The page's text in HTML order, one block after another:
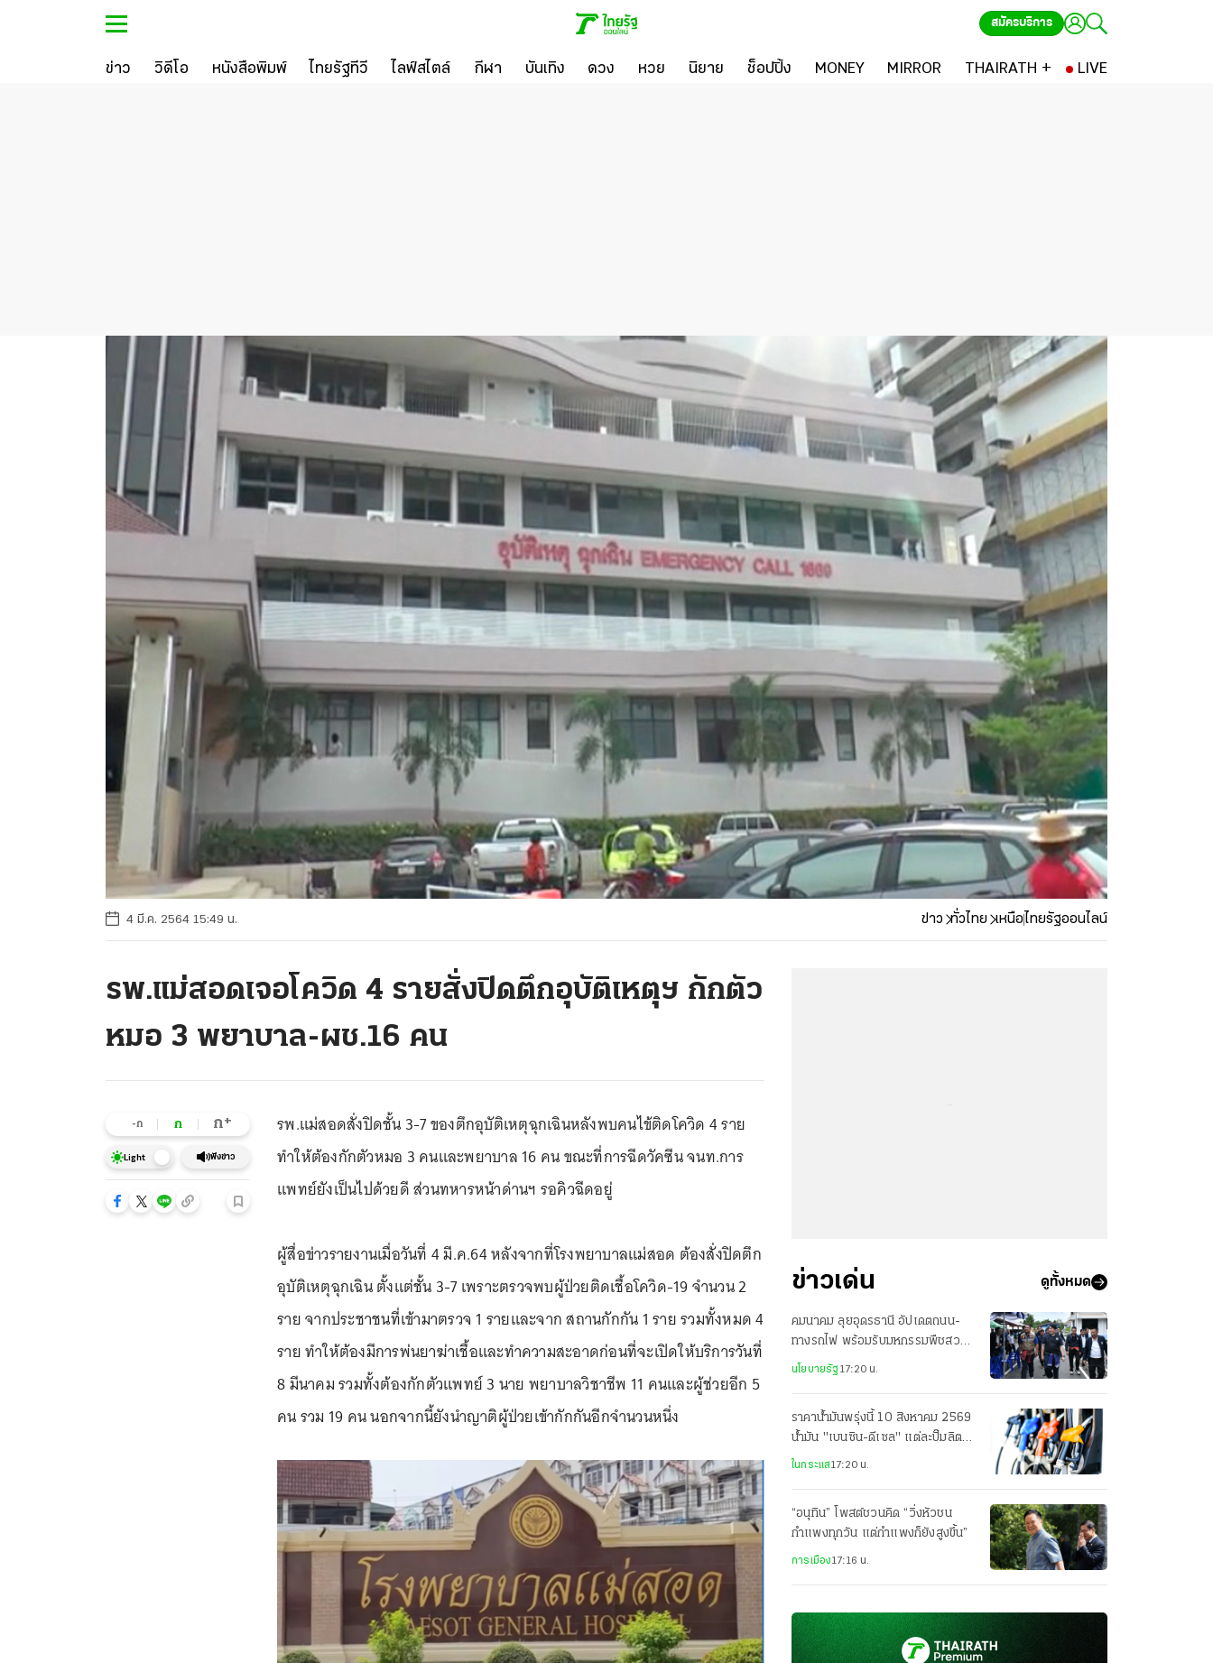
สมัครบริการ
ข่าว วิดีโอ หนังสือพิมพ์ ไทยรัฐทีวี ไลฟ์สไตล์ กีฬา บันเทิง ดวง หวย นิยาย ช็อปปิ้ง MONEY MIRROR THAIRATH + LIVE
4 มี.ค. 2564 15:49 น. ข่าว ทั่วไทย เหนือไทยรัฐออนไลน์
รพ.แม่สอดเจอโควิด 4 รายสั่งปิดตึกอุบัติเหตุฯ กักตัว
หมอ 3 พยาบาล-ผช.16 คน
-ก ก ก+
Light ฟังข่าว
รพ.แม่สอดสั่งปิดชั้น 3-7 ของตึกอุบัติเหตุฉุกเฉินหลังพบคนไข้ติดโควิด 4 ราย
ทำให้ต้องกักตัวหมอ 3 คนและพยาบาล 16 คน ขณะที่การฉีดวัคซีน จนท.การ
แพทย์ยังเป็นไปด้วยดี ส่วนทหารหน้าด่านฯ รอคิวฉีดอยู่
ผู้สื่อข่าวรายงานเมื่อวันที่ 4 มี.ค.64 หลังจากที่โรงพยาบาลแม่สอด ต้องสั่งปิดตึก
อุบัติเหตุฉุกเฉิน ตั้งแต่ชั้น 3-7 เพราะตรวจพบผู้ป่วยติดเชื้อโควิด-19 จำนวน 2
ราย จากประชาชนที่เข้ามาตรวจ 1 รายและจาก สถานกักกัน 1 ราย รวมทั้งหมด 4
ราย ทำให้ต้องมีการพ่นยาฆ่าเชื้อและทำความสะอาดก่อนที่จะเปิดให้บริการวันที่
8 มีนาคม รวมทั้งต้องกักตัวแพทย์ 3 นาย พยาบาลวิชาชีพ 11 คนและผู้ช่วยอีก 5
คน รวม 19 คน นอกจากนี้ยังนำญาติผู้ป่วยเข้ากักกันอีกจำนวนหนึ่ง
ข่าวเด่น ดูทั้งหมด
คมนาคม ลุยอุดรธานี อัปเดตถนน-
ทางรถไฟ พร้อมรับมหกรรมพืชสวน
โลก 2569
นโยบายรัฐ17:20 น.
ราคาน้ำมันพรุ่งนี้ 10 สิงหาคม 2569
น้ำมัน "เบนซิน-ดีเซล" แต่ละปั๊มลิตร
ละเท่าไร
ในกระแส17:20 น.
“อนุทิน” โพสต์ชวนคิด “วิ่งหัวชน
กำแพงทุกวัน แต่กำแพงก็ยังสูงขึ้น”
การเมือง17:16 น.